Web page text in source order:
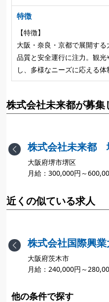
特徴
【特徴】
大阪・奈良・京都で展開す
品質と安全運行に注力。観
し、多様なニーズに応える体
株式会社未来都が募集
Previous
株式会社未来都
大阪府堺市堺区
月給：300,000円～
近くの似ている求人
Previous
株式会社国際興
大阪府茨木市
月給：240,000円～
他の条件で探す